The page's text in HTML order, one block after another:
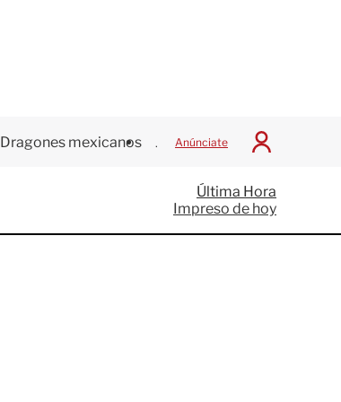
Dragones mexicanos Juegos Centroamericanos
Anúnciate
I
c
i
a
Última Hora
Impreso de hoy